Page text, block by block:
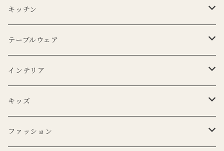
キッチン
エプロン
Lino e Lina
BERTOZZI
キッチンクロス
Lino e Lina
BERTOZZI
テーブルウェア
プレート
CARRON
3RD CERAMICS
ボウル
CARRON
マグカップ
インテリア
ポータブルランプ
マイクロシリーズ
LEDキャンドル
キッズ
ぬいぐるみ
ファッション